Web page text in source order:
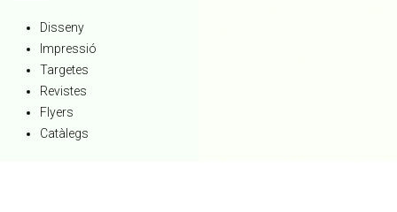
Disseny
Impressió
Targetes
Revistes
Flyers
Catàlegs